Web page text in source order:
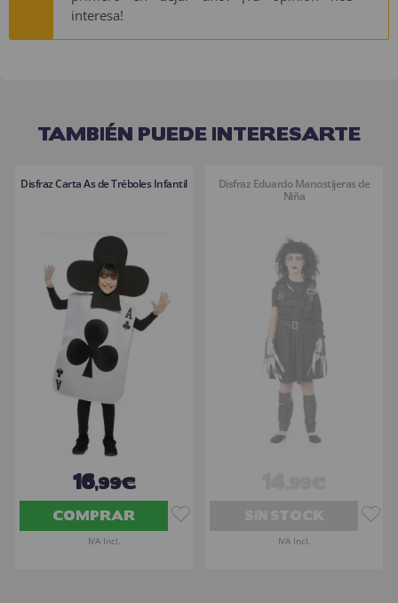
interesa!
TAMBIÉN PUEDE INTERESARTE
Disfraz Carta As de Tréboles Infantil
16,99€
COMPRAR
IVA Incl.
Disfraz Eduardo Manostijeras de
Niña
IVA Incl.